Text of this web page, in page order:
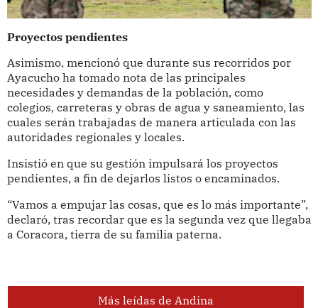
Proyectos pendientes
Asimismo, mencionó que durante sus recorridos por
Ayacucho ha tomado nota de las principales
necesidades y demandas de la población, como
colegios, carreteras y obras de agua y saneamiento, las
cuales serán trabajadas de manera articulada con las
autoridades regionales y locales.
Insistió en que su gestión impulsará los proyectos
pendientes, a fin de dejarlos listos o encaminados.
“Vamos a empujar las cosas, que es lo más importante”,
declaró, tras recordar que es la segunda vez que llegaba
a Coracora, tierra de su familia paterna.
Más leídas de Andina